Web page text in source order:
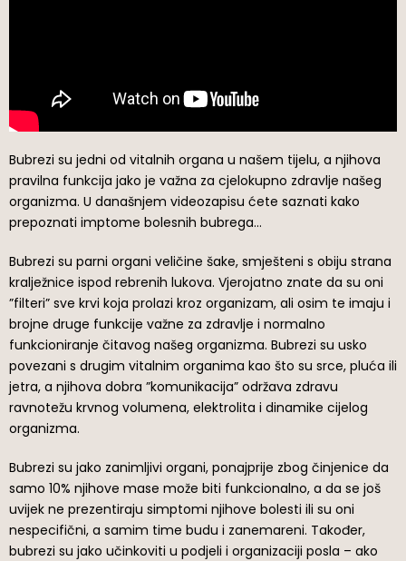
Bubrezi su jedni od vitalnih organa u našem tijelu, a njihova
pravilna funkcija jako je važna za cjelokupno zdravlje našeg
organizma. U današnjem videozapisu ćete saznati kako
prepoznati imptome bolesnih bubrega…
Bubrezi su parni organi veličine šake, smješteni s obiju strana
kralježnice ispod rebrenih lukova. Vjerojatno znate da su oni
”filteri” sve krvi koja prolazi kroz organizam, ali osim te imaju i
brojne druge funkcije važne za zdravlje i normalno
funkcioniranje čitavog našeg organizma. Bubrezi su usko
povezani s drugim vitalnim organima kao što su srce, pluća ili
jetra, a njihova dobra ”komunikacija” održava zdravu
ravnotežu krvnog volumena, elektrolita i dinamike cijelog
organizma.
Bubrezi su jako zanimljivi organi, ponajprije zbog činjenice da
samo 10% njihove mase može biti funkcionalno, a da se još
uvijek ne prezentiraju simptomi njihove bolesti ili su oni
nespecifični, a samim time budu i zanemareni. Također,
bubrezi su jako učinkoviti u podjeli i organizaciji posla – ako